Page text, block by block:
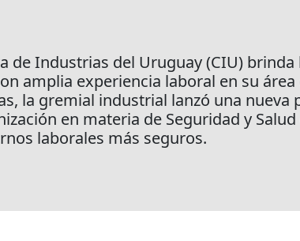
de Industrias del Uruguay (CIU)
amplia experiencia laboral en su
la gremial industrial lanzó una nueva
en materia de Seguridad y
laborales más seguros.